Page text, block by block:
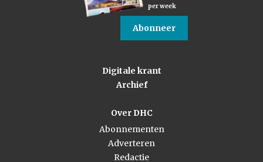
per week
Abonneer
Digitale krant
Archief
Over DHC
Abonnementen
Adverteren
Redactie